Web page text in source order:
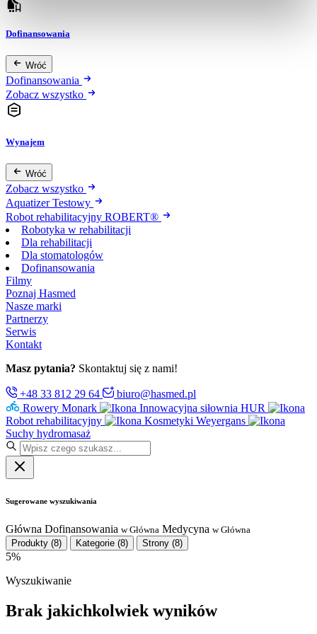
Dofinansowania
Wróć
Dofinansowania
Zobacz wszystko
Wynajem
Wróć
Zobacz wszystko
Aquatizer Testowy
Robot rehabilitacyjny ROBERT®
Robotyka w rehabilitacji
Dla rehabilitacji
Dla stomatologów
Dofinansowania
Filmy
Poznaj Hasmed
Nasze marki
Partnerzy
Serwis
Kontakt
Masz pytania? Skontaktuj się z nami!
+48 33 812 29 64
biuro@hasmed.pl
Rowery Monark
Innowacyjna siłownia HUR
Robot rehabilitacyjny
Kosmetyki Weyergans
Suchy hydromasaż
Sugerowane wyszukiwania
Główna Dofinansowania w Główna Medycyna w Główna
Produkty (8) Kategorie (8) Strony (8)
5%
Wyszukiwanie
Brak jakichkolwiek wyników